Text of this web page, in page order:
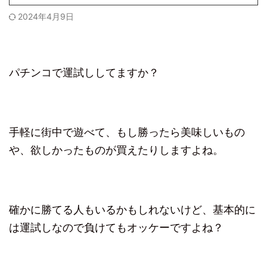
2024年4月9日
パチンコで運試ししてますか？
手軽に街中で遊べて、もし勝ったら美味しいもの
や、欲しかったものが買えたりしますよね。
確かに勝てる人もいるかもしれないけど、基本的に
は運試しなので負けてもオッケーですよね？